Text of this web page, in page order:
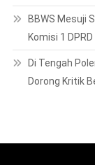
BBWS Mesuji
Komisi 1
Di Tengah
Dorong Kritik